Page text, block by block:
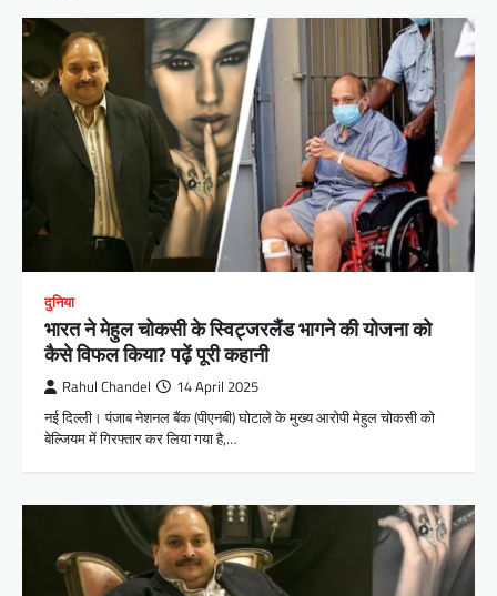
दुनिया
भारत ने मेहुल चोकसी के स्विट्जरलैंड भागने की योजना को
कैसे विफल किया? पढ़ें पूरी कहानी
Rahul Chandel 14 April 2025
नई दिल्ली। पंजाब नेशनल बैंक (पीएनबी) घोटाले के मुख्य आरोपी मेहुल चोकसी को
बेल्जियम में गिरफ्तार कर लिया गया है,…